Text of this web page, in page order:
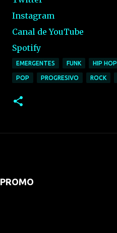
Instagram
Canal de YouTube
Spotify
EMERGENTES FUNK HIP HOP
POP PROGRESIVO ROCK
PROMO